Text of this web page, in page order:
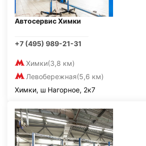
Автосервис Химки
+7 (495) 989-21-31
Химки(3,8 км)
Левобережная(5,6 км)
Химки, ш Нагорное, 2к7